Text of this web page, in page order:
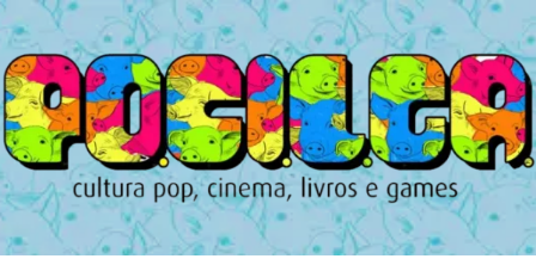
Ir
para
o
conteúdo